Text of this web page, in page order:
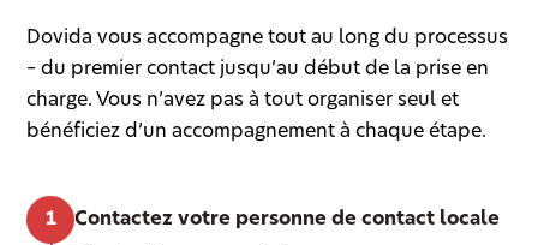
Dovida vous accompagne tout au long du processus
– du premier contact jusqu’au début de la prise en
charge. Vous n’avez pas à tout organiser seul et
bénéficiez d’un accompagnement à chaque étape.
Contactez votre personne de contact locale